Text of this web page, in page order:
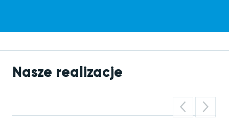
Nasze realizacje